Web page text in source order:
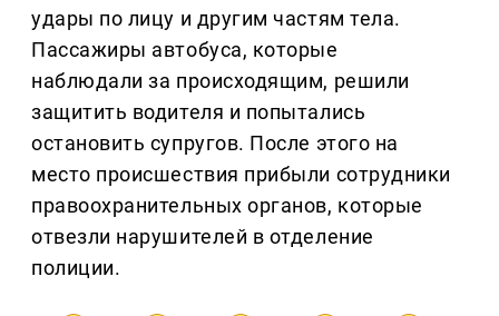
удары по лицу и другим частям тела.
Пассажиры автобуса, которые
наблюдали за происходящим, решили
защитить водителя и попытались
остановить супругов. После этого на
место происшествия прибыли сотрудники
правоохранительных органов, которые
отвезли нарушителей в отделение
полиции.